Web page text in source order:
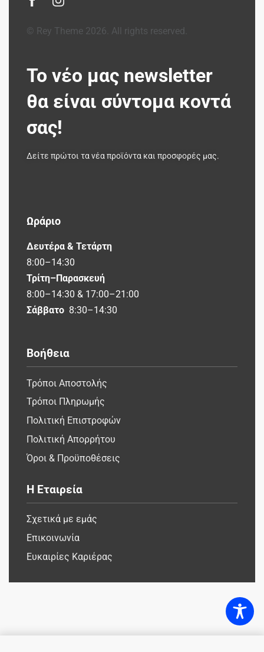
© Rey Theme 2026. All rights reserved.
Το νέο μας newsletter
θα είναι σύντομα κοντά
σας!
Δείτε πρώτοι τα νέα προϊόντα και προσφορές μας.
Ωράριο
Δευτέρα & Τετάρτη
8:00–14:30
Τρίτη–Παρασκευή
8:00–14:30 & 17:00–21:00
Σάββατο 8:30–14:30
Βοήθεια
Τρόποι Αποστολής
Τρόποι Πληρωμής
Πολιτική Επιστροφών
Πολιτική Απορρήτου
Όροι & Προϋποθέσεις
Η Εταιρεία
Σχετικά με εμάς
Επικοινωνία
Ευκαιρίες Καριέρας